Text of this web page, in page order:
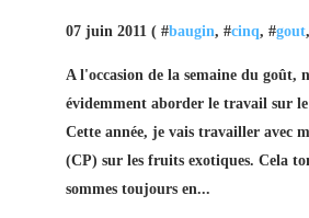
07 juin 2011 ( #baugin, #cinq, #gout
A l'occasion de la semaine du goût,
évidemment aborder le travail sur le
Cette année, je vais travailler avec
(CP) sur les fruits exotiques. Cela
sommes toujours en...